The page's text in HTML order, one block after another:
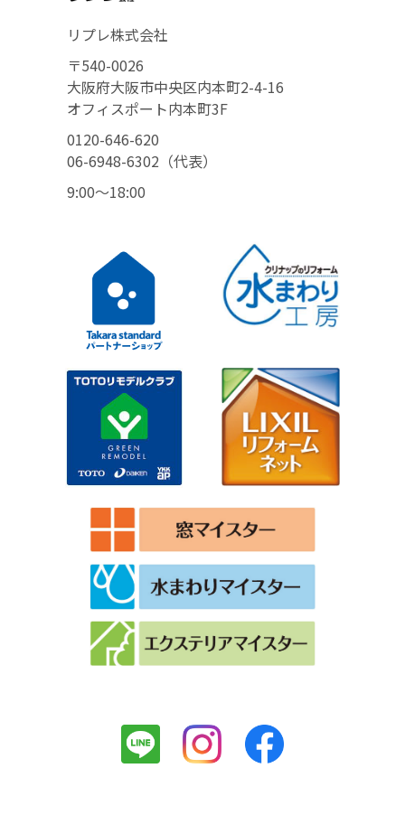
リプレ株式会社
〒540-0026
大阪府大阪市中央区内本町2-4-16
オフィスポート内本町3F
0120-646-620
06-6948-6302（代表）
9:00〜18:00